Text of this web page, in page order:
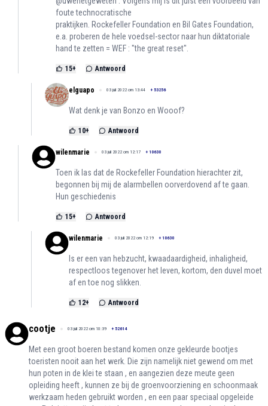
foute technocratische
praktijken. Rockefeller Foundation en Bil Gates Foundation,
e.a. proberen de hele voedsel-sector naar hun diktatoriale
hand te zetten = WEF : "the great reset".
15+ Antwoord
elguapo 03 juli 2022 om 13:44 + 53256
Wat denk je van Bonzo en Wooof?
10+ Antwoord
wilenmarie 03 juli 2022 om 12:17 + 10630
Toen ik las dat de Rockefeller Foundation hierachter zit,
begonnen bij mij de alarmbellen oorverdovend af te gaan.
Hun geschiedenis
15+ Antwoord
wilenmarie 03 juli 2022 om 12:19 + 10630
Is er een van hebzucht, kwaadaardigheid, inhaligheid,
respectloos tegenover het leven, kortom, den duvel moet
af en toe nog slikken.
12+ Antwoord
cootje 03 juli 2022 om 10:39 + 52614
Met een groot boeren bestand komen onze gekleurde bootjes
toeristen nooit aan het werk. Die zijn namelijk niet gewend om met
hun poten in de klei te staan , en aangezien deze meute geen
opleiding heeft , kunnen ze bij de groenvoorziening en schoonmaak
werkzaam heden gebruikt worden , en een paar speciaal opgeleide